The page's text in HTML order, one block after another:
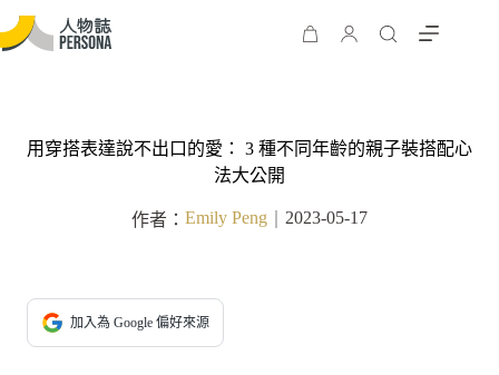
用穿搭表達說不出口的愛： 3 種不同年齡的親子裝搭配心
法大公開
作者： Emily Peng 2023-05-17
加入為 Google 偏好來源